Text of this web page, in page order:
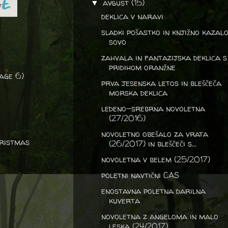
6)
▼avgust(15)
deklica v naravi
sladki pošastko in knjižno
sovo
zahvala in fantazijska deklica s
pridihom oranžne
prva jesenska letos in bleščeča
morska deklica
ledeno-srebrna novoletna
(27/2016)
novoletno obešalo za vrata
(26/2017) in bleščeči s...
novoletna v belem (25/2017)
poletni navtični CAS
enostavna poletna darilna
kuverta
novoletna z angeloma in malo